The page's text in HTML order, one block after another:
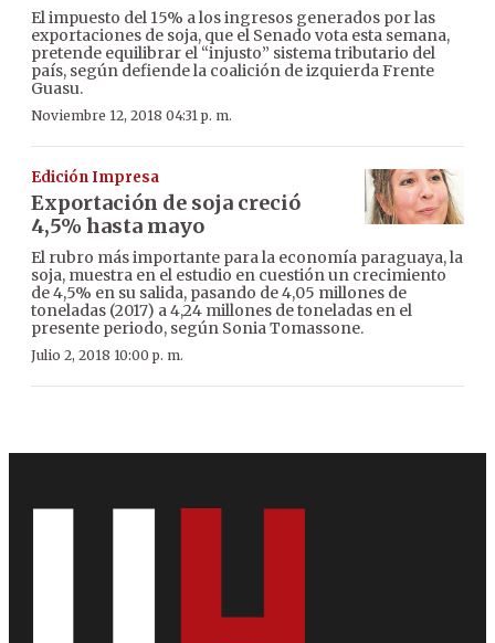
El impuesto del 15% a los ingresos generados por las
exportaciones de soja, que el Senado vota esta semana,
pretende equilibrar el “injusto” sistema tributario del
país, según defiende la coalición de izquierda Frente
Guasu.
Noviembre 12, 2018 04:31 p. m.
Edición Impresa
Exportación de soja creció
4,5% hasta mayo
El rubro más importante para la economía paraguaya, la
soja, muestra en el estudio en cuestión un crecimiento
de 4,5% en su salida, pasando de 4,05 millones de
toneladas (2017) a 4,24 millones de toneladas en el
presente periodo, según Sonia Tomassone.
Julio 2, 2018 10:00 p. m.